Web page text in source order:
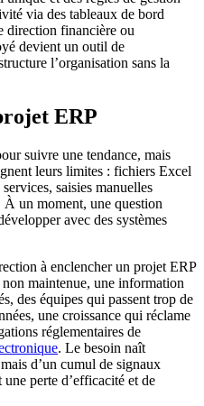
via des tableaux de bord
direction financière ou
devient un outil de
l’organisation sans la
ERP
suivre une tendance, mais
leurs limites : fichiers Excel
saisies manuelles
À un moment, une question
avec des systèmes
à enclencher un projet ERP
maintenue, une information
des équipes qui passent trop de
une croissance qui réclame
réglementaires de
. Le besoin naît
d’un cumul de signaux
perte d’efficacité et de